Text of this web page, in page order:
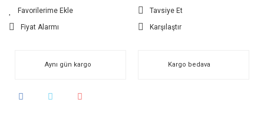
Tavsiye Et
Fiyat Alarmı
Karşılaştır
Aynı gün kargo Kargo bedava